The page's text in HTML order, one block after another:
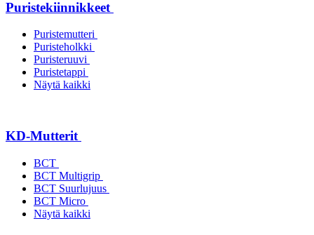
Puristekiinnikkeet
Puristemutteri
Puristeholkki
Puristeruuvi
Puristetappi
Näytä kaikki
KD-Mutterit
BCT
BCT Multigrip
BCT Suurlujuus
BCT Micro
Näytä kaikki